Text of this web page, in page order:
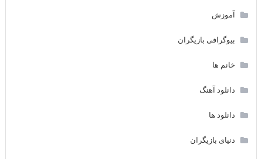
آموزش
بیوگرافی بازیگران
خانم ها
دانلود آهنگ
دانلود ها
دنیای بازیگران